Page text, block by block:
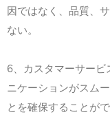
因ではなく、品質、
ない。
6、カスタマーサー
ニケーションがスム
とを確保することが